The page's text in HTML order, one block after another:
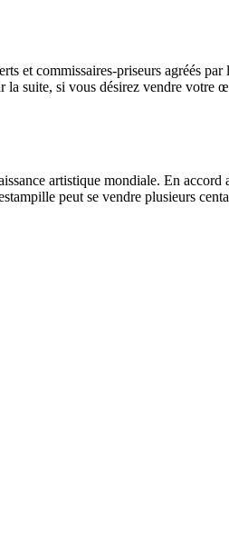
et commissaires-priseurs agréés
suite, si vous désirez vendre votre
artistique mondiale. En accord
peut se vendre plusieurs